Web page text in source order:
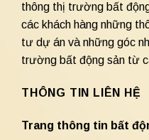
thông thị trường bất
các khách hàng những
tư dự án và những góc
trường bất động sản từ
THÔNG TIN LIÊN HỆ
Trang thông tin bất